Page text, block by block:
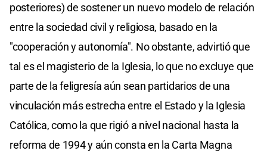
posteriores) de sostener un nuevo modelo de relación
entre la sociedad civil y religiosa, basado en la
"cooperación y autonomía". No obstante, advirtió que
tal es el magisterio de la Iglesia, lo que no excluye que
parte de la feligresía aún sean partidarios de una
vinculación más estrecha entre el Estado y la Iglesia
Católica, como la que rigió a nivel nacional hasta la
reforma de 1994 y aún consta en la Carta Magna